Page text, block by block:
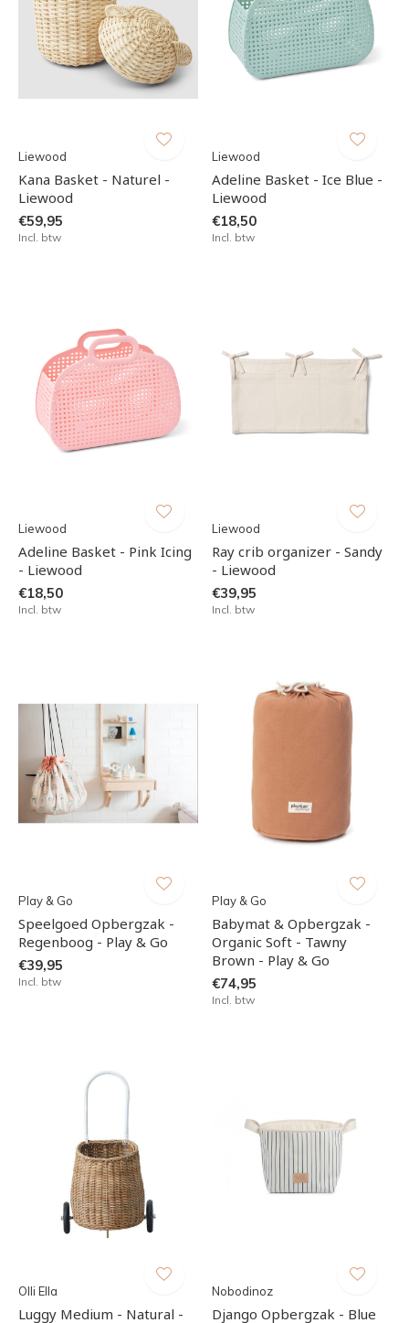
Liewood
Kana Basket - Naturel -
Liewood
€59,95
Incl. btw
Liewood
Adeline Basket - Ice Blue -
Liewood
€18,50
Incl. btw
Liewood
Adeline Basket - Pink Icing
- Liewood
€18,50
Incl. btw
Liewood
Ray crib organizer - Sandy
- Liewood
€39,95
Incl. btw
Play & Go
Speelgoed Opbergzak -
Regenboog - Play & Go
€39,95
Incl. btw
Play & Go
Babymat & Opbergzak -
Organic Soft - Tawny
Brown - Play & Go
€74,95
Incl. btw
Olli Ella
Luggy Medium - Natural -
Nobodinoz
Django Opbergzak - Blue